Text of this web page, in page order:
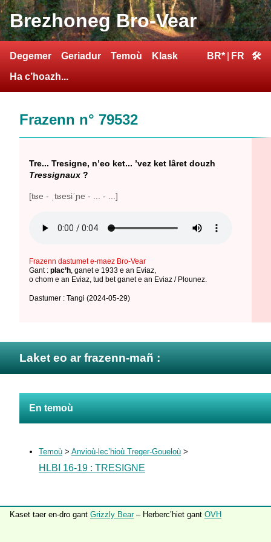
Brezhoneg Bro-Vear
Degemer Geriadur Temoù
Klask
Ha c’hoazh...
BR* FR 🛠
Frazenn n° 79532
Tre... Tresigne, n’eo ket... ’vez ket lâret douzh
Tressignaux ?
[tʁe - ˌtʁesiˈɲe - ... - ...]
Frazenn dastumet e-maez Bro-Vear
Gant : plac’h ganet e 1933 e an Eviaz
o chom e an Eviaz tud bet ganet e an Eviaz / Plounez
Dastumer : Tangi (2024-05-29)
Laket eo ar frazenn-mañ :
En temoù
Temoù > Anvioù-lec’hioù Treger-Goueloù >
HLBI 16-19 : TRESIGNE
Kaset taer en-dro gant Grizzly Bear– Herberc’hiet gant OVH